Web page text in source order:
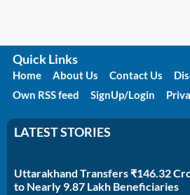
Quick Links
Home About Us Contact Us
Own RSS feed
SignUp/Login
LATEST STORIES
Uttarakhand Transfers ₹146.32
to Nearly 9.87 Lakh Beneficiaries